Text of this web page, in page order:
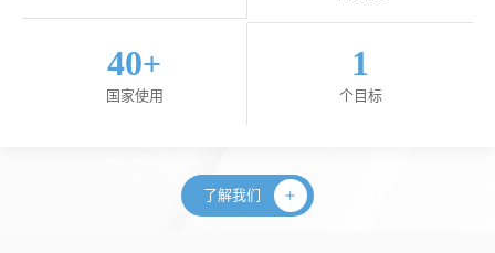
40+
国家使用
1
个目标
了解我们